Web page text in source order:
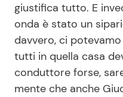
giustifica tutto. E
onda è stato un
davvero, ci
tutti in quella casa
conduttore forse,
mente che anche